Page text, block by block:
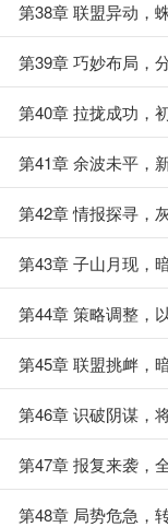
第38章 联盟异动，
第39章 巧妙布局，
第40章 拉拢成功，
第41章 余波未平，
第42章 情报探寻，
第43章 子山月现，
第44章 策略调整，
第45章 联盟挑衅，
第46章 识破阴谋，
第47章 报复来袭，
第48章 局势危急，